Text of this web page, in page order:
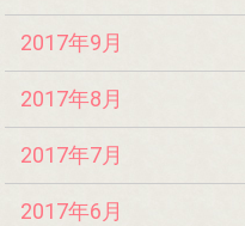
2017年9月
2017年8月
2017年7月
2017年6月